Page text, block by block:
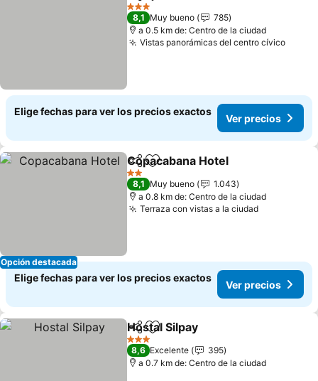
3 Estrellas
8,1 Muy bueno
785
a 0.5 km de: Centro de la ciudad
Vistas panorámicas del centro cívicoVer
Elige fechas para ver los precios exactos
Ver precios
Opción destacada
CompartirAgregar a favoritos
Copacabana Hotel
2 Estrellas
8,1 Muy bueno
1.043
a 0.8 km de: Centro de la ciudad
Terraza con vistas a la ciudadVer
Elige fechas para ver los precios exactos
Ver precios
CompartirAgregar a favoritos
Hostal Silpay
3 Estrellas
8,6 Excelente
395
a 0.7 km de: Centro de la ciudad